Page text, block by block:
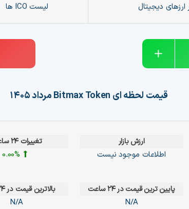
ارزهای دیجیتال لیست ICO ها
قیمت لحظه ای Bitmax Tokenمرداد ۱۴۰۵
تغییرات ۲۴ ساعت
0.00%
ارزش بازار
اطلاعات موجود نیست
بالاترین قیمت در ۲۴ ساعت
N/A
پایین ترین قیمت در ۲۴ ساعت
N/A